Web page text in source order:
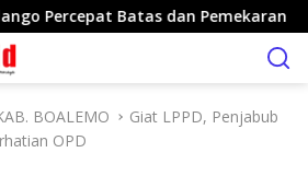
Batas dan Pemekaran Desa
BOALEMO
Giat LPPD, Penjabub
OPD